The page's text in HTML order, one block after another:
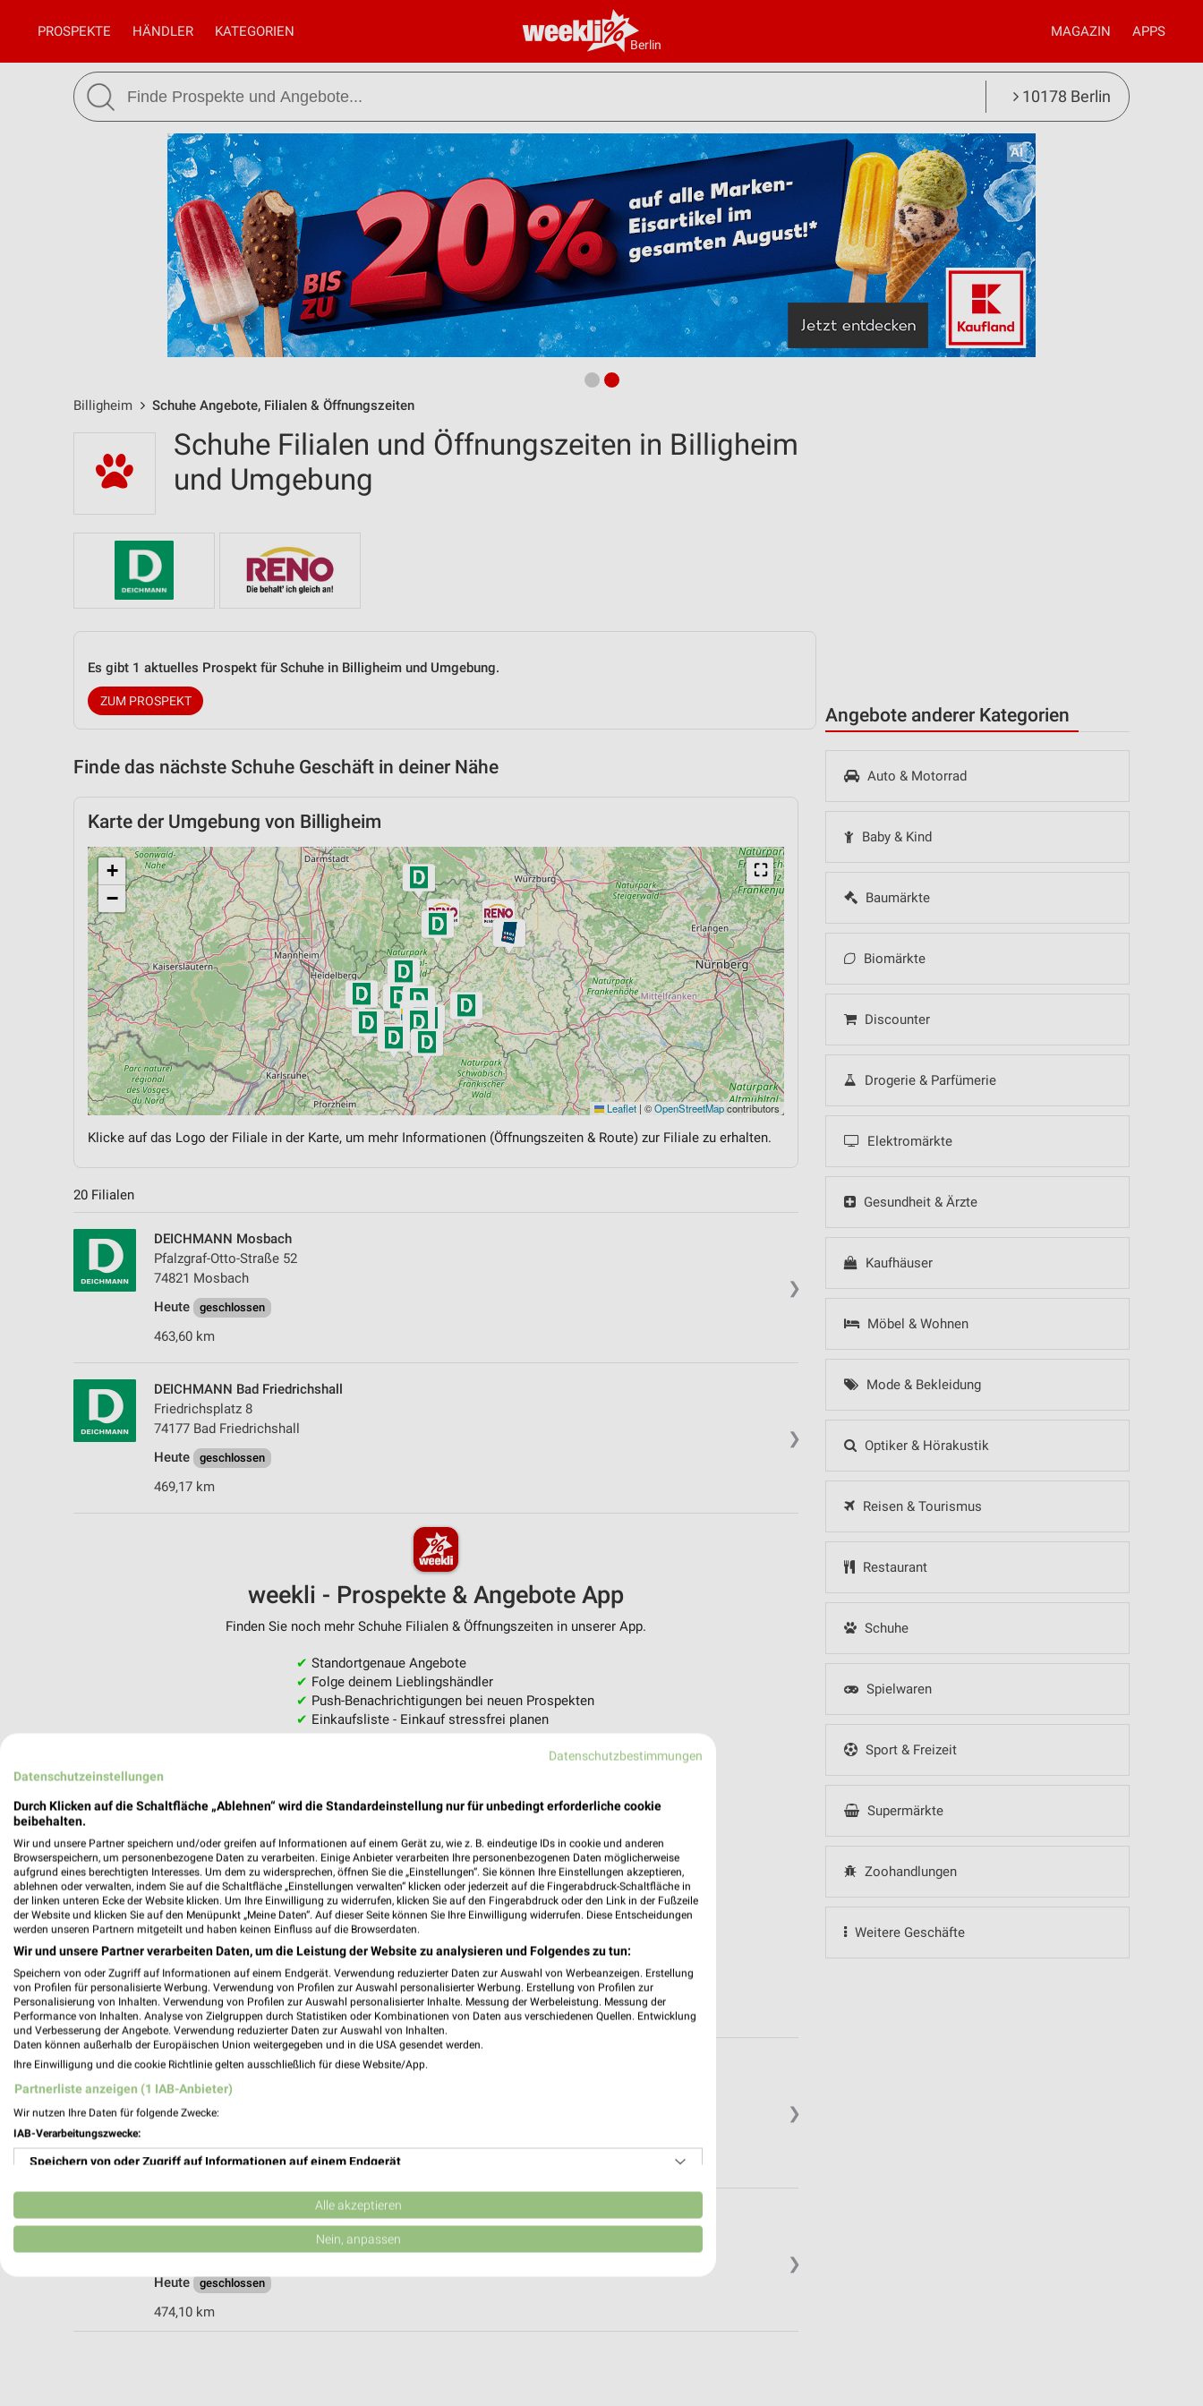
Berlin
PROSPEKTE HÄNDLER KATEGORIEN MAGAZIN APPS
10178 Berlin
Billigheim Schuhe Angebote, Filialen & Öffnungszeiten
Angebote anderer Kategorien
Auto & Motorrad
Baby & Kind
Baumärkte
Biomärkte
Discounter
Drogerie & Parfümerie
Elektromärkte
Gesundheit & Ärzte
Kaufhäuser
Möbel & Wohnen
Mode & Bekleidung
Optiker & Hörakustik
Reisen & Tourismus
Restaurant
Schuhe
Spielwaren
Sport & Freizeit
Supermärkte
Zoohandlungen
Weitere Geschäfte
Schuhe Filialen und Öffnungszeiten in Billigheim
und Umgebung
Es gibt 1 aktuelles Prospekt für Schuhe in Billigheim und Umgebung.
ZUM PROSPEKT
Finde das nächste Schuhe Geschäft in deiner Nähe
Karte der Umgebung von Billigheim
⛶
+
−
Leaflet | ©OpenStreetMapcontributors
Klicke auf das Logo der Filiale in der Karte, um mehr Informationen (Öffnungszeiten & Route) zur Filiale zu erhalten.
20 Filialen
❯
DEICHMANN Mosbach
Pfalzgraf-Otto-Straße 52
74821 Mosbach
Heute
geschlossen
463,60 km
❯
DEICHMANN Bad Friedrichshall
Friedrichsplatz 8
74177 Bad Friedrichshall
Heute
geschlossen
469,17 km
weekli - Prospekte & Angebote App
Finden Sie noch mehr Schuhe Filialen & Öffnungszeiten in unserer App.
✔ Standortgenaue Angebote
✔ Folge deinem Lieblingshändler
✔ Push-Benachrichtigungen bei neuen Prospekten
✔ Einkaufsliste - Einkauf stressfrei planen
Nutze weekli auch mobil – App jetzt laden oder QR-Code scannen.
❯
DEICHMANN Bad Rappenau
Raiffeisenstraße 23
473,78 km
❯
DEICHMANN Neckarsulm
74172 Neckarsulm
Heute
geschlossen
474,10 km
Datenschutzbestimmungen
Datenschutzeinstellungen
Durch Klicken auf die Schaltfläche „Ablehnen“ wird die Standardeinstellung nur für unbedingt erforderliche cookie
beibehalten.
Wir und unsere Partner speichern und/oder greifen auf Informationen auf einem Gerät zu, wie z. B. eindeutige IDs in cookie und anderen
Browserspeichern, um personenbezogene Daten zu verarbeiten. Einige Anbieter verarbeiten Ihre personenbezogenen Daten möglicherweise
aufgrund eines berechtigten Interesses. Um dem zu widersprechen, öffnen Sie die „Einstellungen“. Sie können Ihre Einstellungen akzeptieren,
ablehnen oder verwalten, indem Sie auf die Schaltfläche „Einstellungen verwalten“ klicken oder jederzeit auf die Fingerabdruck-Schaltfläche in
der linken unteren Ecke der Website klicken. Um Ihre Einwilligung zu widerrufen, klicken Sie auf den Fingerabdruck oder den Link in der Fußzeile
der Website und klicken Sie auf den Menüpunkt „Meine Daten“. Auf dieser Seite können Sie Ihre Einwilligung widerrufen. Diese Entscheidungen
werden unseren Partnern mitgeteilt und haben keinen Einfluss auf die Browserdaten.
Wir und unsere Partner verarbeiten Daten, um die Leistung der Website zu analysieren und Folgendes zu tun:
Speichern von oder Zugriff auf Informationen auf einem Endgerät. Verwendung reduzierter Daten zur Auswahl von Werbeanzeigen. Erstellung
von Profilen für personalisierte Werbung. Verwendung von Profilen zur Auswahl personalisierter Werbung. Erstellung von Profilen zur
Personalisierung von Inhalten. Verwendung von Profilen zur Auswahl personalisierter Inhalte. Messung der Werbeleistung. Messung der
Performance von Inhalten. Analyse von Zielgruppen durch Statistiken oder Kombinationen von Daten aus verschiedenen Quellen. Entwicklung
und Verbesserung der Angebote. Verwendung reduzierter Daten zur Auswahl von Inhalten.
Daten können außerhalb der Europäischen Union weitergegeben und in die USA gesendet werden.
Ihre Einwilligung und die cookie Richtlinie gelten ausschließlich für diese Website/App.
Partnerliste anzeigen (1 IAB-Anbieter)
Wir nutzen Ihre Daten für folgende Zwecke:
IAB-Verarbeitungszwecke:
Speichern von oder Zugriff auf Informationen auf einem Endgerät
Verwendung reduzierter Daten zur Auswahl von Werbeanzeigen
Erstellung von Profilen für personalisierte Werbung
Erstellung von Profilen zur Personalisierung von Inhalten
Alle akzeptieren
Nein, anpassen